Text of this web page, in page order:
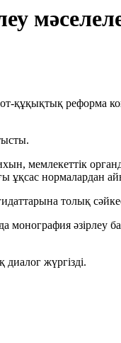
құқықтық реформа
мемлекеттік
ұқсас нормалардан
толық
әзірлеу
жүргізді.